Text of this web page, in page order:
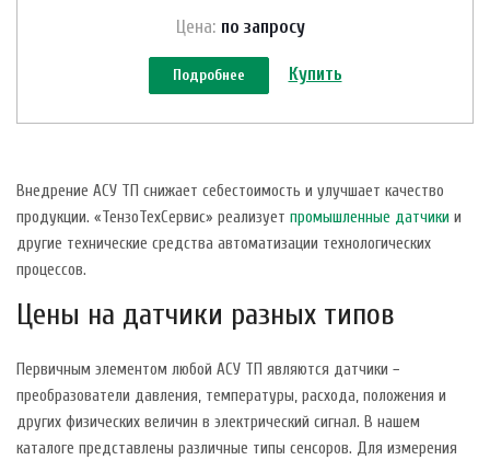
Цена: по запросу
Подробнее Купить
Внедрение АСУ ТП снижает себестоимость и улучшает качество
продукции. «ТензоТехСервис» реализует промышленные датчики и
другие технические средства автоматизации технологических
процессов.
Цены на датчики разных типов
Первичным элементом любой АСУ ТП являются датчики −
преобразователи давления, температуры, расхода, положения и
других физических величин в электрический сигнал. В нашем
каталоге представлены различные типы сенсоров. Для измерения